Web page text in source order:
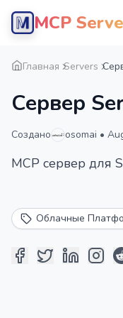
MCP
Главная Servers
Сервер
Создано osomai •
MCP сервер для
Облачные